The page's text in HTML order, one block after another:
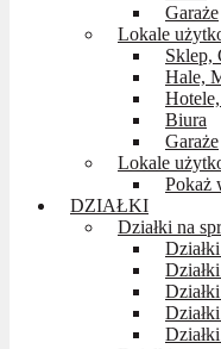
Garaże
Lokale
Sklep,
Hale,
Biura
Garaże
Lokale
Pokaż
DZIAŁKI
Działki na